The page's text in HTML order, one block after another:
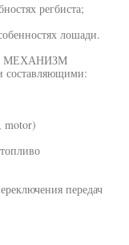
регбиста;
лошади.
МЕХАНИЗМ
составляющими:
motor)
передач